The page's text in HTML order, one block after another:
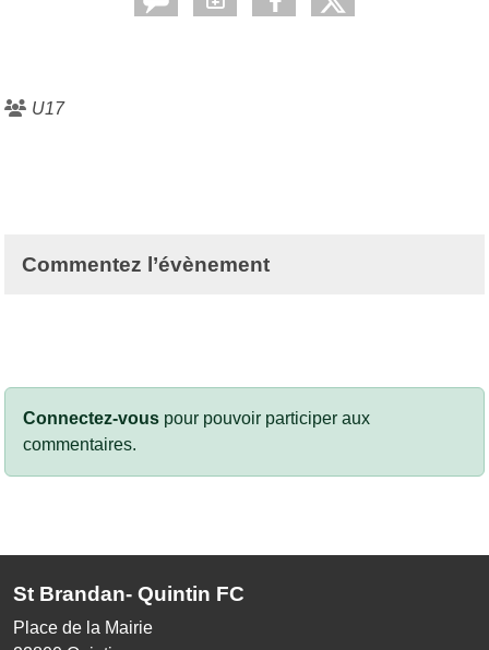
U17
Commentez l’évènement
Connectez-vous pour pouvoir participer aux
commentaires.
St Brandan- Quintin FC
Place de la Mairie